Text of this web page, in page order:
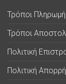
Τρόποι
Τρόποι
Πολιτική
Πολιτική